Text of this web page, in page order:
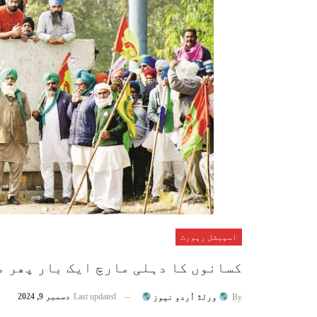
اسپیشل رپورٹ
کسانوں کا دہلی مارچ ایک بار پھر
By ورلڈ اُردو نیوز Last updated دسمبر 9, 2024